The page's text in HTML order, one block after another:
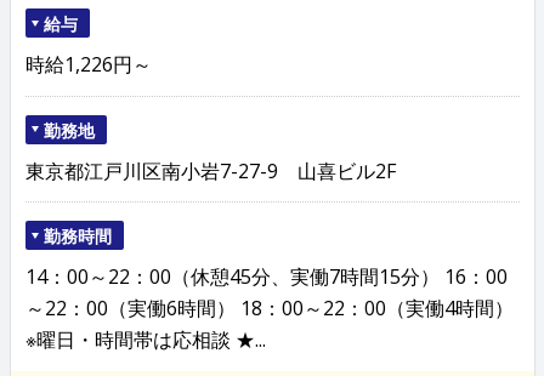
給与
時給1,226円～
勤務地
東京都江戸川区南小岩7-27-9 山喜ビル2F
勤務時間
14：00～22：00（休憩45分、実働7時間15分） 16：00
～22：00（実働6時間） 18：00～22：00（実働4時間）
※曜日・時間帯は応相談 ★...